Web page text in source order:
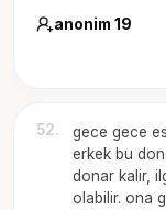
anonim 19
52.
gece gece
erkek bu
donar kalir,
olabilir. ona